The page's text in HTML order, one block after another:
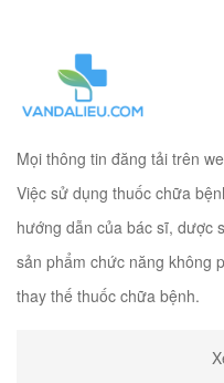
Mọi thông tin đăng tải trên
Việc sử dụng thuốc chữa
hướng dẫn của bác sĩ, dược
sản phẩm chức năng không
thay thế thuốc chữa bệnh.